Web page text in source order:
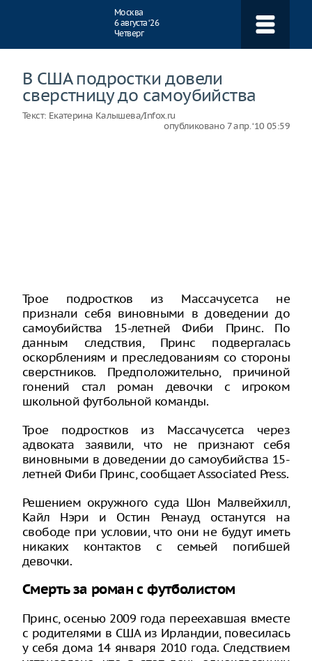
Москва
6 августа ‘26
Четверг
В США подростки довели
сверстницу до самоубийства
Текст: Екатерина Калышева/Infox.ru
опубликовано7 апр. ‘10 05:59
Трое подростков из Массачусетса не
признали себя виновными в доведении до
самоубийства 15-летней Фиби Принс. По
данным следствия, Принс подвергалась
оскорблениям и преследованиям со стороны
сверстников. Предположительно, причиной
гонений стал роман девочки с игроком
школьной футбольной команды.
Трое подростков из Массачусетса через
адвоката заявили, что не признают себя
виновными в доведении до самоубийства 15-
летней Фиби Принс, сообщает Associated Press.
Решением окружного суда Шон Малвейхилл,
Кайл Нэри и Остин Ренауд останутся на
свободе при условии, что они не будут иметь
никаких контактов с семьей погибшей
девочки.
Смерть за роман с футболистом
Принс, осенью 2009 года переехавшая вместе
с родителями в США из Ирландии, повесилась
у себя дома 14 января 2010 года. Следствием